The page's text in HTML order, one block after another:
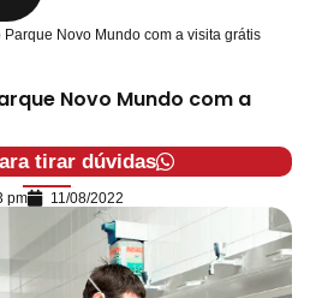
Parque Novo Mundo com a visita grátis
Novo Mundo com a
tirar dúvidas
pm 11/08/2022